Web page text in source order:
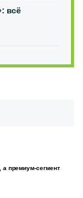
всё
премиум-сегмент